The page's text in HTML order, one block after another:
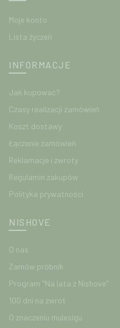
Moje konto
Lista życzeń
INFORMACJE
Jak kupować?
Czasy realizacji zamówień
Koszt dostawy
Łączenie zamówień
Reklamacje i zwroty
Regulamin zakupów
Polityka prywatności
NISHOVE
O nas
Zamów próbnik
Program "Na lata z Nishove"
100 dni na zwrot
O znaczeniu mulesigu